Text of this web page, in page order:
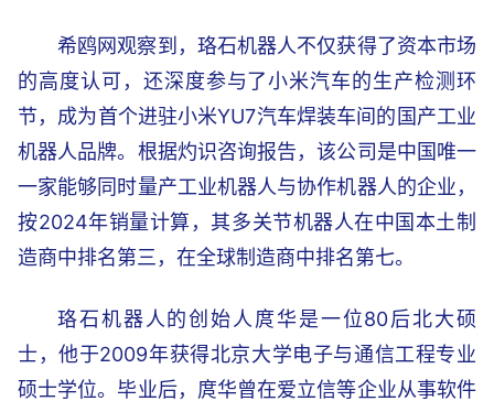
希鸥网观察到，珞石机器人不仅获得了资本市场
的高度认可，还深度参与了小米汽车的生产检测环
节，成为首个进驻小米YU7汽车焊装车间的国产工业
机器人品牌。根据灼识咨询报告，该公司是中国唯一
一家能够同时量产工业机器人与协作机器人的企业，
按2024年销量计算，其多关节机器人在中国本土制
造商中排名第三，在全球制造商中排名第七。
珞石机器人的创始人庹华是一位80后北大硕
士，他于2009年获得北京大学电子与通信工程专业
硕士学位。毕业后，庹华曾在爱立信等企业从事软件